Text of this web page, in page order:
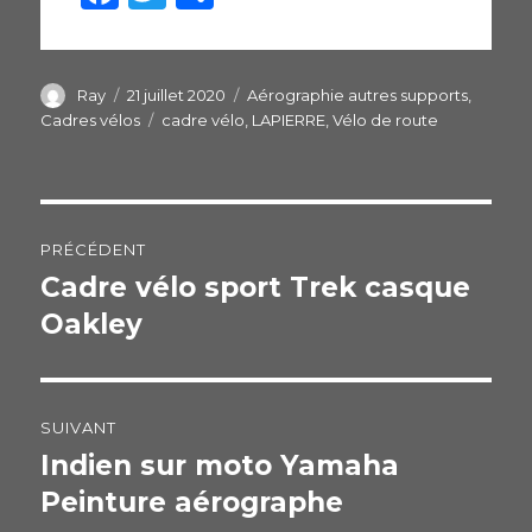
c
e
b
o
k
itt
er
ta
g
er
Auteur
Ray
Publié
le
21 juillet 2020 Catégories
Aérographie autres supports
Cadres vélos
Étiquettes
cadre vélo LAPIERRE ,Vélo de route
de
l’article
PRÉCÉDENT
Publication
précédente :
Cadre vélo sport Trek casque
Oakley
SUIVANT
Publication
suivante :
Indien sur moto Yamaha
Peinture aérographe